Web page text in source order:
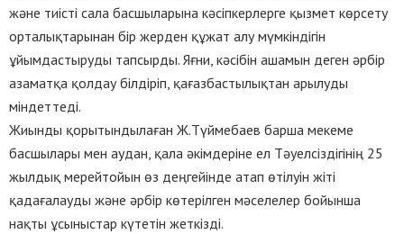
және тиісті сала басшыларына кәсіпкерлерге қызмет көрсету
орталықтарынан бір жерден құжат алу мүмкіндігін
ұйымдастыруды тапсырды. Яғни, кәсібін ашамын деген әрбір
азаматқа қолдау білдіріп, қағазбастылықтан арылуды
міндеттеді.
Жиынды қорытындылаған Ж.Түймебаев барша мекеме
басшылары мен аудан, қала әкімдеріне ел Тәуелсіздігінің 25
жылдық мерейтойын өз деңгейінде атап өтілуін жіті
қадағалауды және әрбір көтерілген мәселелер бойынша
нақты ұсыныстар күтетін жеткізді.